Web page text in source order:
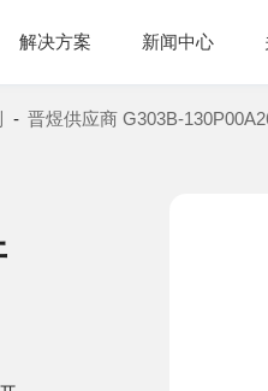
解决方案 新闻中心
- 晋煜供应商 G303B-